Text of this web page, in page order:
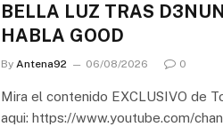
BELLA LUZ TRAS
HABLA GOOD
By Antena92 06/08/2026 0
Mira el contenido EXCLUSIVO de
aqui: https://www.youtube.com/